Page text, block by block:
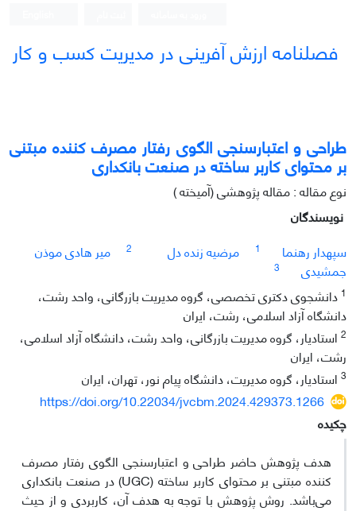
فصلنامه ارزش آفرینی در مدیریت کسب و کار
طراحی و اعتبارسنجی الگوی رفتار مصرف کننده مبتنی
بر محتوای کاربر ساخته در صنعت بانکداری
نوع مقاله : مقاله پژوهشی (آمیخته )
نویسندگان
سپهدار رهنما
1 مرضیه زنده دل 2
میر هادی موذن
جمشیدی
3
1 دانشجوی دکتری تخصصی، گروه مدیریت بازرگانی، واحد رشت،
دانشگاه آزاد اسلامی، رشت، ایران
2 استادیار، گروه مدیریت بازرگانی، واحد رشت، دانشگاه آزاد اسلامی،
رشت، ایران
3 استادیار، گروه مدیریت، دانشگاه پیام نور، تهران، ایران
https://doi.org/10.22034/jvcbm.2024.429373.1266
چکیده
هدف پژوهش حاضر طراحی و اعتبارسنجی الگوی رفتار مصرف
کننده مبتنی بر محتوای کاربر ساخته (UGC) در صنعت بانکداری
می‌باشد. روش پژوهش با توجه به هدف آن، کاربردی و از حیث